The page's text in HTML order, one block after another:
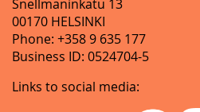
Snellmaninkatu 13
00170 HELSINKI
Phone: +358 9 635 177
Business ID: 0524704-5
Links to social media: